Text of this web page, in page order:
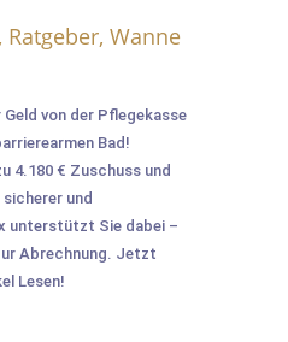
Ratgeber, Wanne
von der Pflegekasse
Bad!
4.180 € Zuschuss und
und
unterstützt Sie dabei –
Abrechnung. Jetzt
Lesen!